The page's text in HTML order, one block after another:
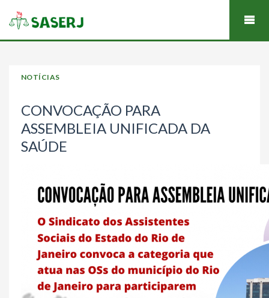
NOTÍCIAS
CONVOCAÇÃO PARA
ASSEMBLEIA UNIFICADA DA
SAÚDE